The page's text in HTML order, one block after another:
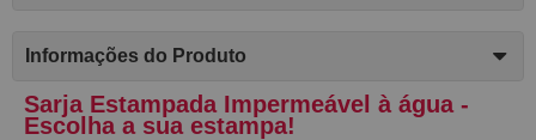
Informações do Produto
Sarja Estampada Impermeável à água -
Escolha a sua estampa!